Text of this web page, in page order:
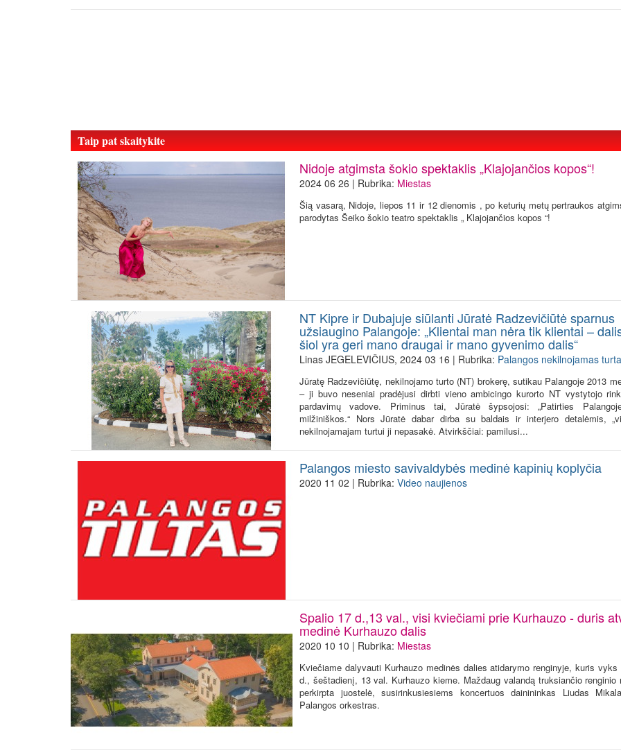
Taip pat skaitykite
Nidoje atgimsta šokio spektaklis „Klajojančios kopos“!
2024 06 26 | Rubrika: Miestas
Šią vasarą, Nidoje, liepos 11 ir 12 dienomis , po keturių metų pertraukos
parodytas Šeiko šokio teatro spektaklis „ Klajojančios kopos “!
NT Kipre ir Dubajuje siūlanti Jūratė Radzevičiūtė sparnus
užsiaugino Palangoje: „Klientai man nėra tik klientai –
šiol yra geri mano draugai ir mano gyvenimo dalis“
Linas JEGELEVIČIUS, 2024 03 16 | Rubrika: Palangos nekilnojamas
Jūratę Radzevičiūtę, nekilnojamo turto (NT) brokerę, sutikau Palangoje 2013
– ji buvo neseniai pradėjusi dirbti vieno ambicingo kurorto NT vystytojo
pardavimų vadove. Priminus tai, Jūratė šypsojosi: „Patirties
milžiniškos.“ Nors Jūratė dabar dirba su baldais ir interjero detalėmis,
nekilnojamajam turtui ji nepasakė. Atvirkščiai: pamilusi...
Palangos miesto savivaldybės medinė kapinių koplyčia
2020 11 02 | Rubrika: Video naujienos
Spalio 17 d.,13 val., visi kviečiami prie Kurhauzo - duris
medinė Kurhauzo dalis
2020 10 10 | Rubrika: Miestas
Kviečiame dalyvauti Kurhauzo medinės dalies atidarymo renginyje, kuris vyks
d., šeštadienį, 13 val. Kurhauzo kieme. Maždaug valandą truksiančio renginio
perkirpta juostelė, susirinkusiesiems koncertuos dainininkas Liudas
Palangos orkestras.